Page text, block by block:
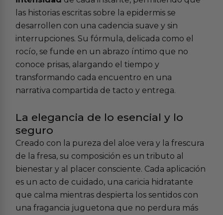
las historias escritas sobre la epidermis se
desarrollen con una cadencia suave y sin
interrupciones. Su fórmula, delicada como el
rocío, se funde en un abrazo íntimo que no
conoce prisas, alargando el tiempo y
transformando cada encuentro en una
narrativa compartida de tacto y entrega.
La elegancia de lo esencial y lo
seguro
Creado con la pureza del aloe vera y la frescura
de la fresa, su composición es un tributo al
bienestar y al placer consciente. Cada aplicación
es un acto de cuidado, una caricia hidratante
que calma mientras despierta los sentidos con
una fragancia juguetona que no perdura más